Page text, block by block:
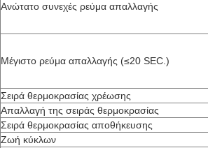
Ανώτατο συνεχές ρεύμα απαλλαγής
Μέγιστο ρεύμα απαλλαγής (≤20 SEC.)
Σειρά θερμοκρασίας χρέωσης
Απαλλαγή της σειράς θερμοκρασίας
Σειρά θερμοκρασίας αποθήκευσης
Ζωή κύκλων